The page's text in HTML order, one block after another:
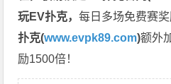
玩EV扑克，每日多场免费赛
扑克(www.evpk89.com)额外
励1500倍！